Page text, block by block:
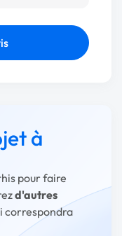
à
pour faire
d'autres
correspondra